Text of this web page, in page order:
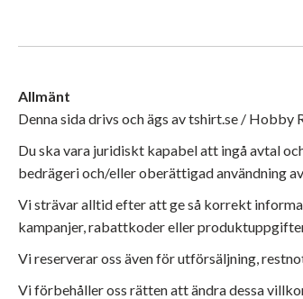
Allmänt
Denna sida drivs och ägs av tshirt.se /
Du ska vara juridiskt kapabel att ingå avtal
bedrägeri och/eller oberättigad användning
Vi strävar alltid efter att ge så korrekt
kampanjer, rabattkoder eller
Vi reserverar oss även för utförsäljning,
Vi förbehåller oss rätten att ändra dessa